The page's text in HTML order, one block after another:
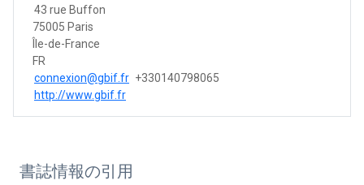
43 rue Buffon
75005 Paris
Île-de-France
FR
connexion@gbif.fr +330140798065
http://www.gbif.fr
書誌情報の引用